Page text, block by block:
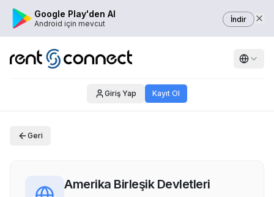
Google Play'den Al
Android için mevcut İndir
Giriş Yap Kayıt Ol
Geri
Amerika Birleşik Devletleri